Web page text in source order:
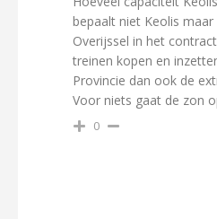
bepaalt niet Keolis maar
Overijssel in het
treinen kopen en
Provincie dan ook de
Voor niets gaat de zon
0